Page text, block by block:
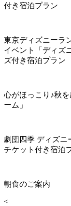
付き宿泊プラン
東京ディズニーラ
イベント「ディズ
ズ付き宿泊プラン
心がほっこり♪秋
ーム」
劇団四季 ディズニ
チケット付き宿泊
朝食のご案内
<